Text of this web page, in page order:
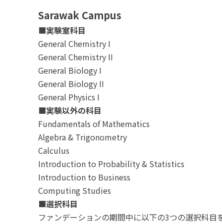
Sarawak Campus
■実験室科目
General Chemistry I
General Chemistry II
General Biology I
General Biology II
General Physics I
■実験以外の科目
Fundamentals of Mathematics
Algebra & Trigonometry
Calculus
Introduction to Probability & Statistics
Introduction to Business
Computing Studies
■選択科目
ファンデーションの期間中に以下の3つの選択科目